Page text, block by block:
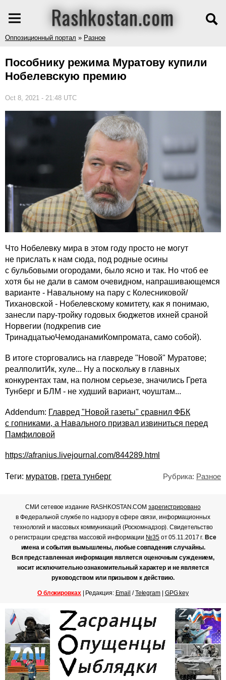
Rashkostan.com
Оппозиционный портал » Разное
Пособнику режима Муратову купили
Нобелевскую премию
Oct 8, 2021 - 21:48 UTC
Что Нобелевку мира в этом году просто не могут
не прислать к нам сюда, под родные осины
с бульбовыми огородами, было ясно и так. Но чтоб ее
хотя бы не дали в самом очевидном, напрашивающемся
варианте - Навальному на пару с Колесниковой/
Тихановской - Нобелевскому комитету, как я понимаю,
занесли пару-тройку годовых бюджетов ихней сраной
Норвегии (подкрепив сие
ТринадцатьюЧемоданамиКомпромата, само собой).
В итоге сторговались на главреде "Новой" Муратове;
реалполитИк, хуле... Ну а поскольку в главных
конкурентах там, на полном серьезе, значились Грета
Тунберг и БЛМ - не худший вариант, чоуштам...
Addendum: Главред "Новой газеты" сравнил ФБК
с гопниками, а Навального призвал извиниться перед
Памфиловой
https://afranius.livejournal.com/844289.html
Теги: муратов, грета тунберг Рубрика: Разное
СМИ сетевое издание RASHKOSTAN.COMзарегистрировано
в Федеральной службе по надзору в сфере связи, информационных
технологий и массовых коммуникаций (Роскомнадзор). Свидетельство
о регистрации средства массовой информации №35от 05.11.2017 г. Все
имена и события вымышлены, любые совпадения случайны.
Вся представленная информация является оценочным суждением,
носит исключительно ознакомительный характер и не является
руководством или призывом к действию.
О блокировках| Редакция: Email /Telegram| GPG key